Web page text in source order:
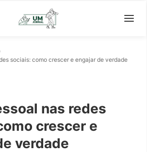
sociais: como crescer e engajar de verdade
nas redes
crescer e
verdade